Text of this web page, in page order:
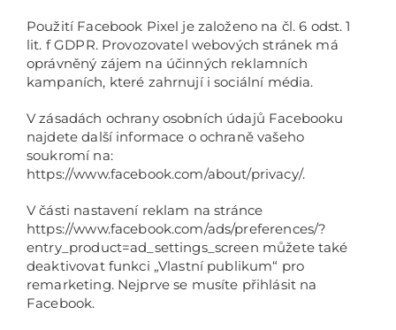
Použití Facebook Pixel je založeno na čl. 6 odst. 1
lit. f GDPR. Provozovatel webových stránek má
oprávněný zájem na účinných reklamních
kampaních, které zahrnují i ​​sociální média.
V zásadách ochrany osobních údajů Facebooku
najdete další informace o ochraně vašeho
soukromí na:
https://www.facebook.com/about/privacy/.
V části nastavení reklam na stránce
https://www.facebook.com/ads/preferences/?
entry_product=ad_settings_screen můžete také
deaktivovat funkci „Vlastní publikum“ pro
remarketing. Nejprve se musíte přihlásit na
Facebook.